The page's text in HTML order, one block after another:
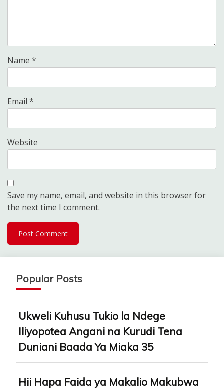
Name *
Email *
Website
Save my name, email, and website in this browser for
the next time I comment.
Popular Posts
Ukweli Kuhusu Tukio la Ndege
Iliyopotea Angani na Kurudi Tena
Duniani Baada Ya Miaka 35
Hii Hapa Faida ya Makalio Makubwa